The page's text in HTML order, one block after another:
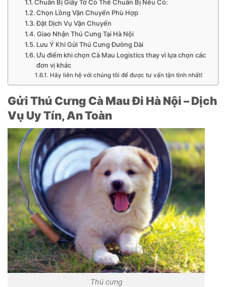
Chuẩn Bị Giấy Tờ Có Thể Chuẩn Bị Nếu Có:
Chọn Lồng Vận Chuyển Phù Hợp
Đặt Dịch Vụ Vận Chuyển
Giao Nhận Thú Cưng Tại Hà Nội
Lưu Ý Khi Gửi Thú Cưng Đường Dài
Ưu điểm khi chọn Cà Mau Logistics thay vì lựa chọn các
đơn vị khác
Hãy liên hệ với chúng tôi để được tư vấn tận tình nhất!
Gửi Thú Cưng Cà Mau Đi Hà Nội – Dịch
Vụ Uy Tín, An Toàn
Thú cưng